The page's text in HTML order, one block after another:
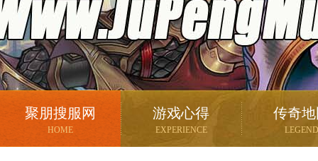
聚朋搜服网
HOME
游戏心得
EXPERIENCE
传奇
LEGEND